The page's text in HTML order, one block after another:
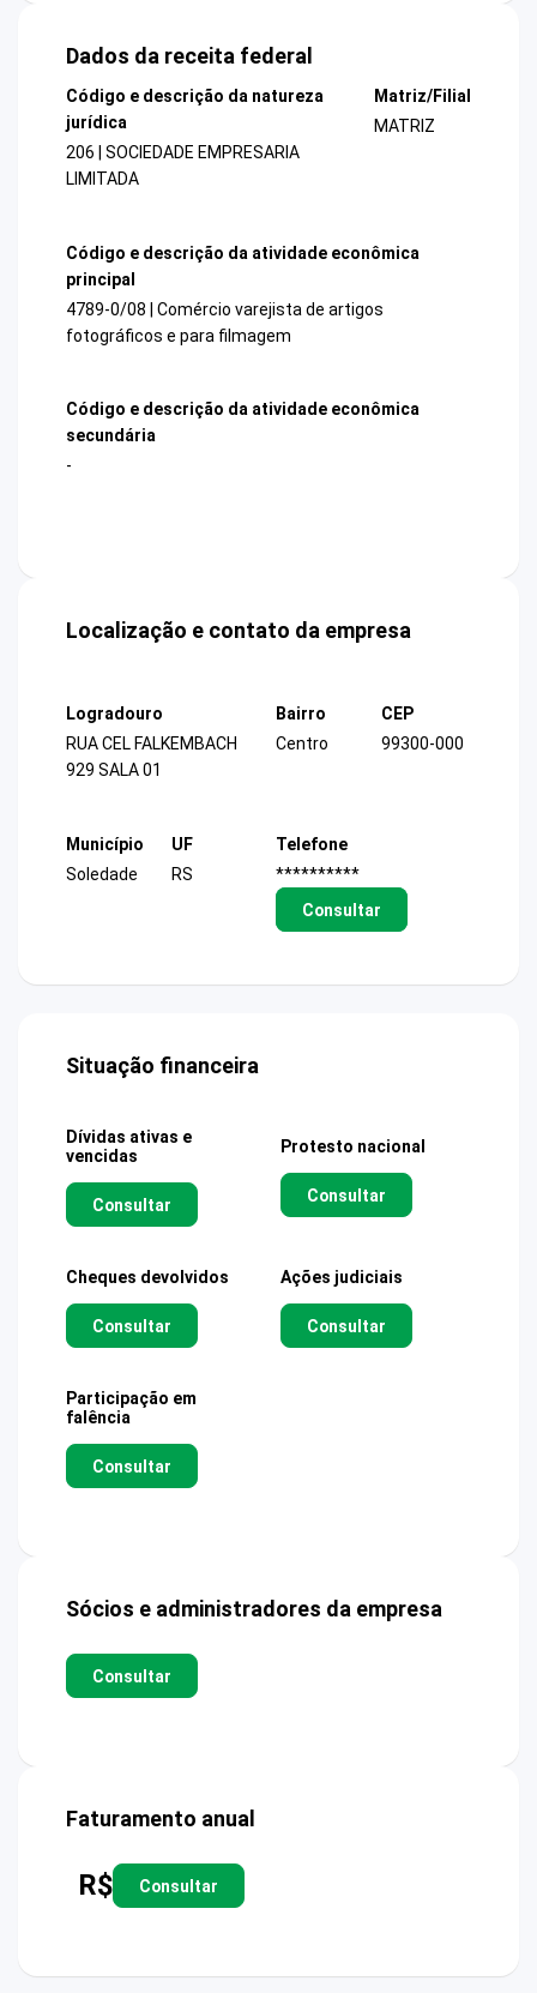
Dados da receita federal
Código e descrição da natureza
jurídica
206 | SOCIEDADE EMPRESARIA
LIMITADA
Matriz/Filial
MATRIZ
Código e descrição da atividade econômica
principal
4789-0/08 | Comércio varejista de artigos
fotográficos e para filmagem
Código e descrição da atividade econômica
secundária
-
Localização e contato da empresa
Logradouro
RUA CEL FALKEMBACH
929 SALA 01
Bairro
Centro
CEP
99300-000
Município
Soledade
UF
RS
Telefone
**********
Consultar
Situação financeira
Dívidas ativas e
vencidas
Consultar
Protesto nacional
Consultar
Cheques devolvidos
Consultar
Ações judiciais
Consultar
Participação em
falência
Consultar
Sócios e administradores da empresa
Consultar
Faturamento anual
R$ Consultar